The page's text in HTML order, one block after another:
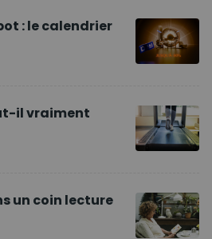
: le calendrier
il vraiment
un coin lecture